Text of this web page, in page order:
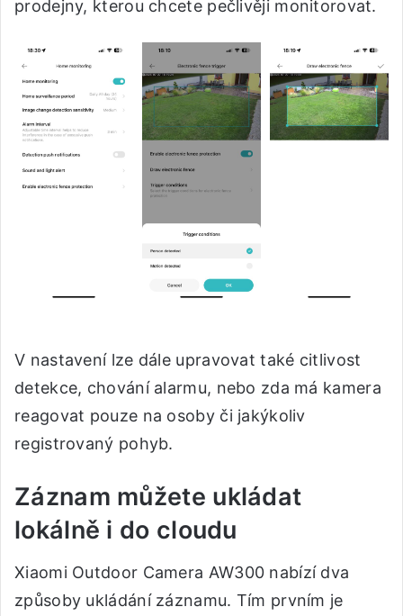
prodejny, kterou chcete pečlivěji monitorovat.
V nastavení lze dále upravovat také citlivost
detekce, chování alarmu, nebo zda má kamera
reagovat pouze na osoby či jakýkoliv
registrovaný pohyb.
Záznam můžete ukládat
lokálně i do cloudu
Xiaomi Outdoor Camera AW300 nabízí dva
způsoby ukládání záznamu. Tím prvním je